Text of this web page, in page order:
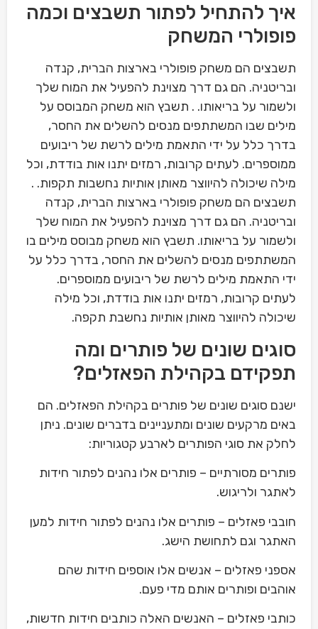
איך להתחיל לפתור תשבצים וכמה
פופולרי המשחק
תשבצים הם משחק פופולרי בארצות הברית, קנדה
ובריטניה. הם גם דרך מצוינת להפעיל את המוח שלך
ולשמור על בריאותו. . תשבץ הוא משחק המבוסס על
מילים שבו המשתתפים מנסים להשלים את החסר,
בדרך כלל על ידי התאמת מילים לרשת של ריבועים
ממוספרים. לעתים קרובות, רמזים יתנו אות בודדת, וכל
מילה שיכולה להיווצר מאותן אותיות נחשבות תקפות. .
תשבצים הם משחק פופולרי בארצות הברית, קנדה
ובריטניה. הם גם דרך מצוינת להפעיל את המוח שלך
ולשמור על בריאותו. תשבץ הוא משחק מבוסס מילים בו
המשתתפים מנסים להשלים את החסר, בדרך כלל על
ידי התאמת מילים לרשת של ריבועים ממוספרים.
לעתים קרובות, רמזים יתנו אות בודדת, וכל מילה
שיכולה להיווצר מאותן אותיות נחשבת תקפה.
סוגים שונים של פותרים ומה
תפקידם בקהילת הפאזלים?
ישנם סוגים שונים של פותרים בקהילת הפאזלים. הם
באים מרקעים שונים ומתעניינים בדברים שונים. ניתן
לחלק את סוגי הפותרים לארבע קטגוריות:
פותרים מסורתיים – פותרים אלו נהנים לפתור חידות
לאתגר ולריגוש.
חובבי פאזלים – פותרים אלו נהנים לפתור חידות למען
האתגר וגם לתחושת הישג.
אספני פאזלים – אנשים אלו אוספים חידות שהם
אוהבים ופותרים אותם מדי פעם.
כותבי פאזלים – האנשים האלה כותבים חידות חדשות,